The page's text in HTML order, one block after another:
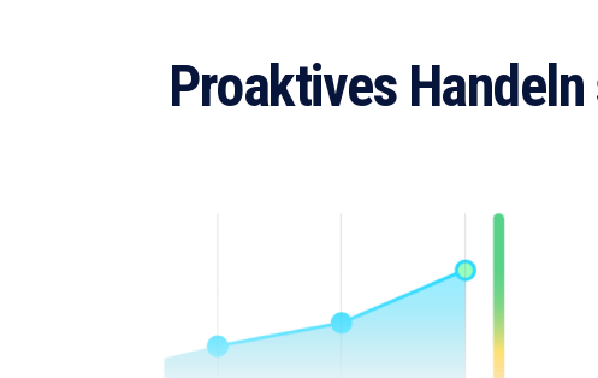
Proaktives